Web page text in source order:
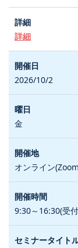
詳細
2026/10/2
金
オンライン
9:30～16:30(受